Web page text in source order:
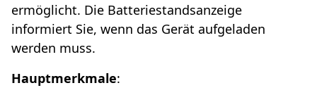
ermöglicht. Die Batteriestandsanzeige
informiert Sie, wenn das Gerät aufgeladen
werden muss.
Hauptmerkmale: